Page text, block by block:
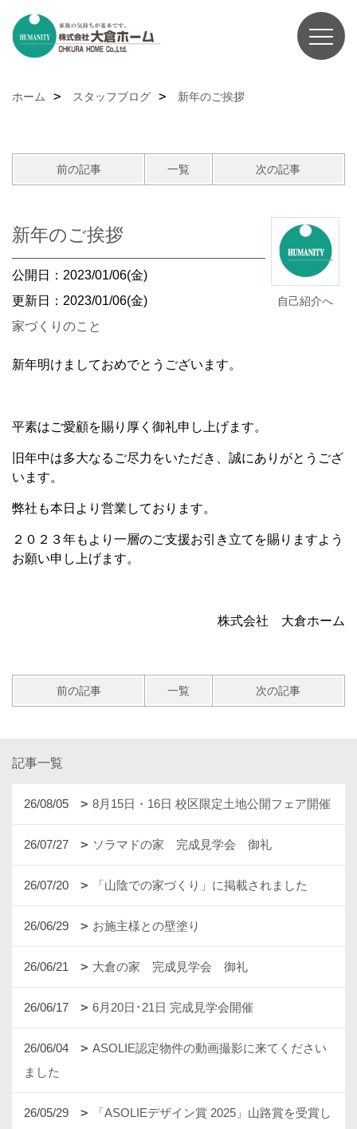
ホーム スタッフブログ 新年のご挨拶
前の記事 一覧 次の記事
自己紹介へ
新年のご挨拶
公開日：2023/01/06(金)
更新日：2023/01/06(金)
家づくりのこと
新年明けましておめでとうございます。
平素はご愛顧を賜り厚く御礼申し上げます。
旧年中は多大なるご尽力をいただき、誠にありがとうござ
います。
弊社も本日より営業しております。
２０２３年もより一層のご支援お引き立てを賜りますよう
お願い申し上げます。
株式会社 大倉ホーム
前の記事 一覧 次の記事
記事一覧
26/08/05 8月15日・16日 校区限定土地公開フェア開催
26/07/27 ソラマドの家 完成見学会 御礼
26/07/20 「山陰での家づくり」に掲載されました
26/06/29 お施主様との壁塗り
26/06/21 大倉の家 完成見学会 御礼
26/06/17 6月20日･21日 完成見学会開催
26/06/04
ASOLIE認定物件の動画撮影に来てください
ました
26/05/29
「ASOLIEデザイン賞 2025」山路賞を受賞し